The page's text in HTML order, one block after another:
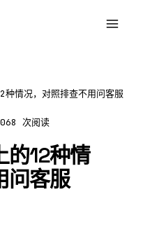
种情况，对照排查不用问客服
次阅读
的12种情
问客服